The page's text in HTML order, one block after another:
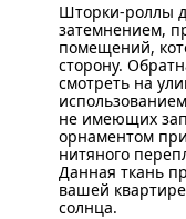
Шторки-роллы
затемнением,
помещений,
сторону.
смотреть на
не имеющих
орнаментом
нитяного
Данная ткань
вашей
солнца.